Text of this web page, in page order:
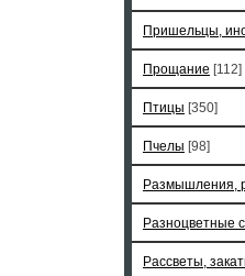
Пришельцы,
Прощание [112]
Птицы [350]
Пчелы [98]
Размышления,
Разноцветные
Рассветы,